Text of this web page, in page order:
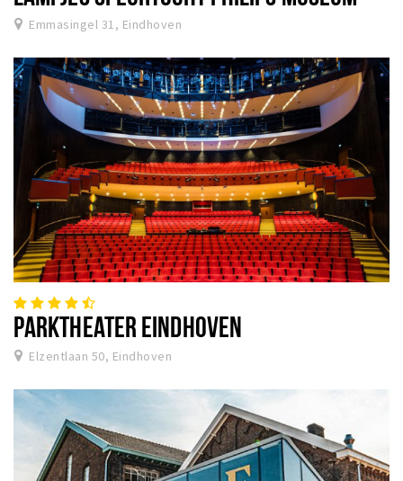
Emmasingel 31, Eindhoven
PARKTHEATER EINDHOVEN
Elzentlaan 50, Eindhoven